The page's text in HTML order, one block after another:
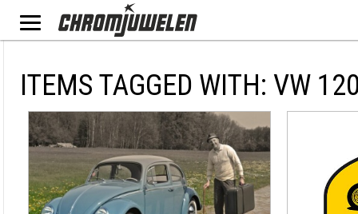
ITEMS TAGGED WITH: VW